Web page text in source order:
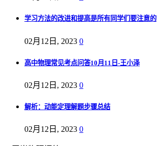
学习方法的改进和提高是所有同学们要注意的
02月12日, 2023 0
高中物理常见考点问答10月11日-王小泽
02月12日, 2023 0
解析：动能定理解题步骤总结
02月12日, 2023 0